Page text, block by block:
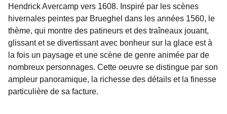
Hendrick Avercamp vers 1608. Inspiré par les scènes
hivernales peintes par Brueghel dans les années 1560, le
thème, qui montre des patineurs et des traîneaux jouant,
glissant et se divertissant avec bonheur sur la glace est à
la fois un paysage et une scène de genre animée par de
nombreux personnages. Cette oeuvre se distingue par son
ampleur panoramique, la richesse des détails et la finesse
particulière de sa facture.